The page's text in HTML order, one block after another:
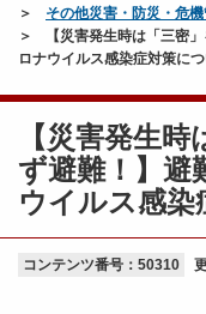
その他災害・防災・危
【災害発生時は「三密
ロナウイルス感染症対策に
【災害発生
ず避難！】避
ウイルス感染
コンテンツ番号：50310